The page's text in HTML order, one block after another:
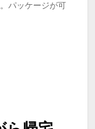
パッケージが可